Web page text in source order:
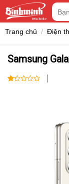
Tìm
kiếm:
Trang chủ / Điện
Samsung